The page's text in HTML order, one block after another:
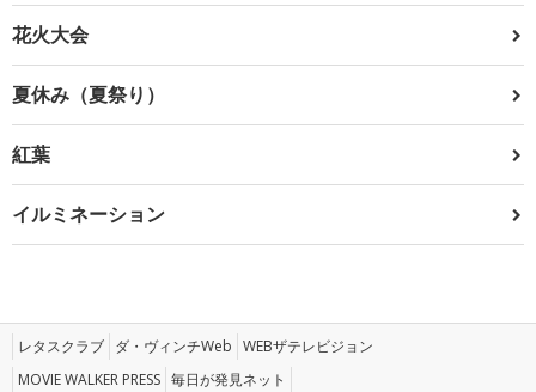
花火大会
夏休み（夏祭り）
紅葉
イルミネーション
レタスクラブ ダ・ヴィンチWeb WEBザテレビジョン
MOVIE WALKER PRESS 毎日が発見ネット